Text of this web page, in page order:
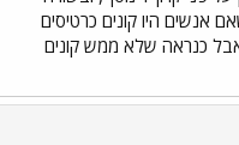
ימצא מושב פנוי. הרי הפקחים
אינם עוברים בקרונות, זה פשוט
אני באופן אישי ויתרתי על
בעתיד הנראה לעין) חזרתי
האויר ולעומס בכבישים, הכל
אנשים היו קונים כרטיסים
כנראה שלא ממש קונים